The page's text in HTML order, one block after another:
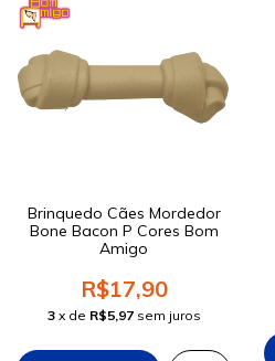
Brinquedo Cães Mordedor
Bone Bacon P Cores Bom
Amigo
R$17,90
3 x de R$5,97 sem juros